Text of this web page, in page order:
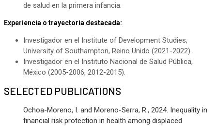
de salud en la primera infancia.
Experiencia o trayectoria destacada:
Investigador en el Institute of Development Studies,
University of Southampton, Reino Unido (2021-2022).
Investigador en el Instituto Nacional de Salud Pública,
México (2005-2006, 2012-2015).
SELECTED PUBLICATIONS
Ochoa-Moreno, I. and Moreno-Serra, R., 2024. Inequality in
financial risk protection in health among displaced